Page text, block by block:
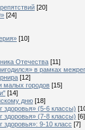
[20]
[24]
[10]
Отечества [11]
в рамках
[12]
малых городов [15]
[14]
дню [18]
здоровья» (5-6 классы)
здоровья» (7-8 классы) [6]
здоровья»: 9-10 класс [7]